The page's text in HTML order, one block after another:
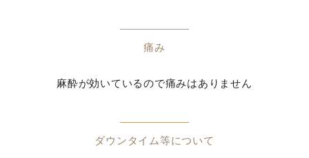
痛み
麻酔が効いているので痛みはありません
ダウンタイム等について